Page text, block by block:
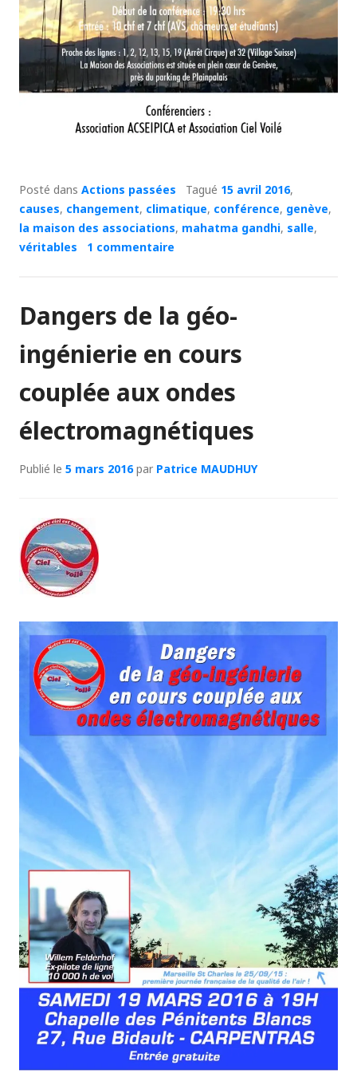
Posté dans Actions passées Tagué 15 avril 2016,
causes, changement, climatique, conférence, genève,
la maison des associations, mahatma gandhi, salle,
véritables
1 commentaire
Dangers de la géo-
ingénierie en cours
couplée aux ondes
électromagnétiques
Publié le 5 mars 2016par Patrice MAUDHUY